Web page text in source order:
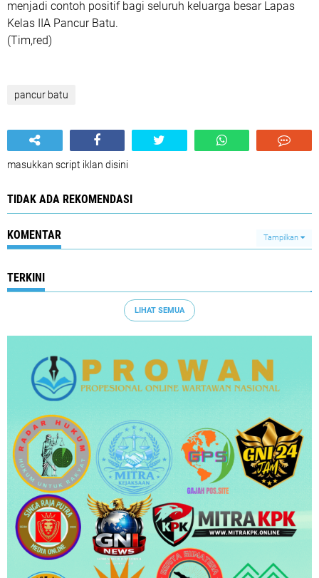
menjadi contoh positif bagi seluruh keluarga besar Lapas
Kelas IIA Pancur Batu.
(Tim,red)
pancur batu
masukkan script iklan disini
TIDAK ADA REKOMENDASI
KOMENTAR Tampilkan
TERKINI
LIHAT SEMUA